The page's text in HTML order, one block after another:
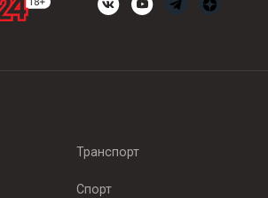
Транспорт
Спорт